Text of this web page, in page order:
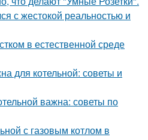
с жестокой реальностью и
в естественной среде
для котельной: советы и
важна: советы по
с газовым котлом в